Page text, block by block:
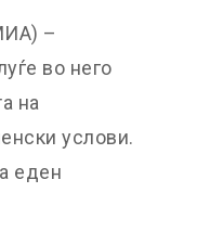
–
во него
на
услови.
еден